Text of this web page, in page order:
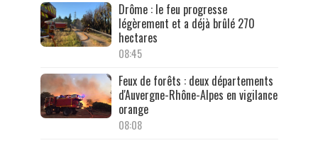
Drôme : le feu progresse
légèrement et a déjà brûlé 270
hectares
08:45
Feux de forêts : deux départements
d'Auvergne-Rhône-Alpes en vigilance
orange
08:08